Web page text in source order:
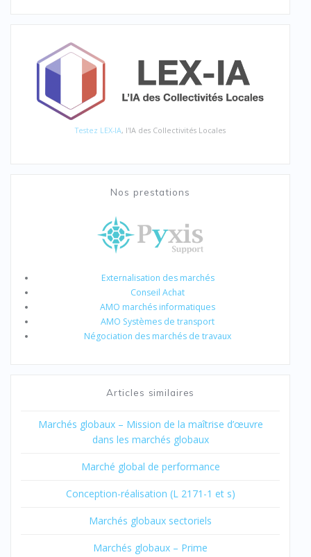
Testez LEX-IA, l'IA des Collectivités Locales
Nos prestations
Externalisation des marchés
Conseil Achat
AMO marchés informatiques
AMO Systèmes de transport
Négociation des marchés de travaux
Articles similaires
Marchés globaux – Mission de la maîtrise d’œuvre
dans les marchés globaux
Marché global de performance
Conception-réalisation (L 2171-1 et s)
Marchés globaux sectoriels
Marchés globaux – Prime